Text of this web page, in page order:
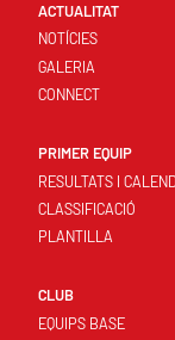
ACTUALITAT
NOTÍCIES
GALERIA
CONNECT
PRIMER EQUIP
RESULTATS I
CLASSIFICACIÓ
PLANTILLA
CLUB
EQUIPS BASE